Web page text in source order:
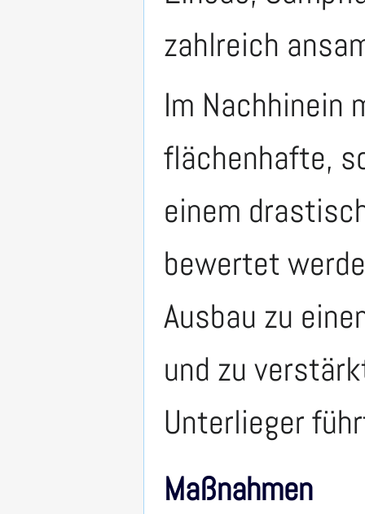
zahlreich
Im Nachhinein
flächenhafte,
einem
bewertet
Ausbau zu
und zu
Unterlieger
Maßnahmen